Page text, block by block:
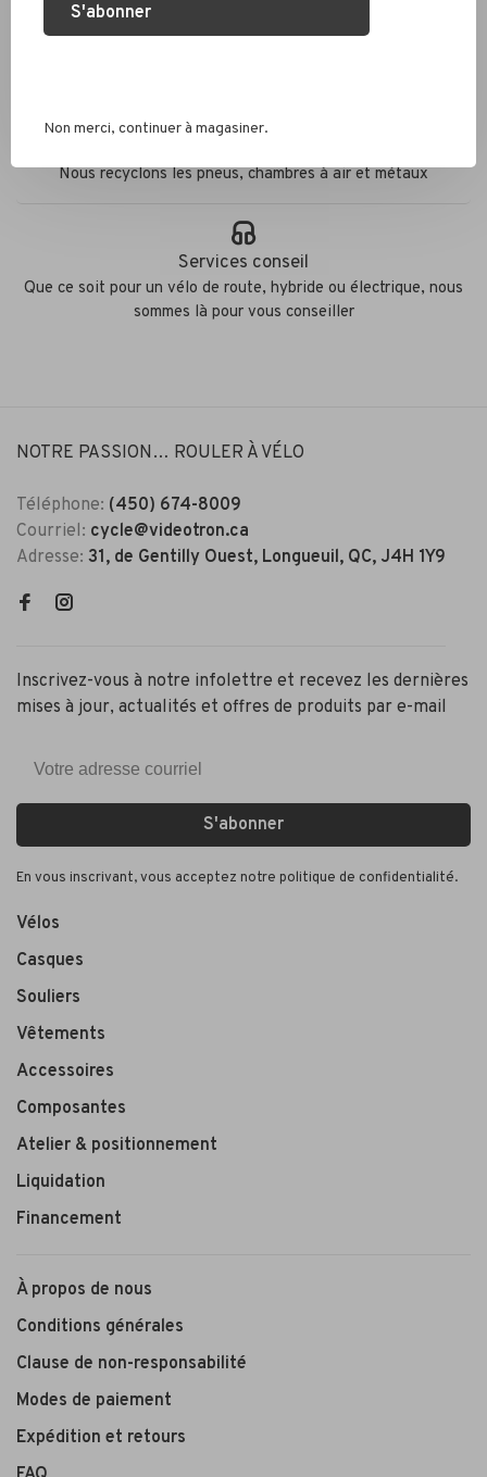
Expédition rapide
Nous recyclons les pneus, chambres à air et métaux
Services conseil
Que ce soit pour un vélo de route, hybride ou électrique, nous
sommes là pour vous conseiller
NOTRE PASSION… ROULER À VÉLO
Téléphone: (450) 674-8009
Courriel: cycle@videotron.ca
Adresse: 31, de Gentilly Ouest, Longueuil, QC, J4H 1Y9
Inscrivez-vous à notre infolettre et recevez les dernières
mises à jour, actualités et offres de produits par e-mail
S'abonner
En vous inscrivant, vous acceptez notre politique de confidentialité.
Vélos
Casques
Souliers
Vêtements
Accessoires
Composantes
Atelier & positionnement
Liquidation
Financement
À propos de nous
Conditions générales
Clause de non-responsabilité
Modes de paiement
Expédition et retours
S'abonner
Non merci, continuer à magasiner.